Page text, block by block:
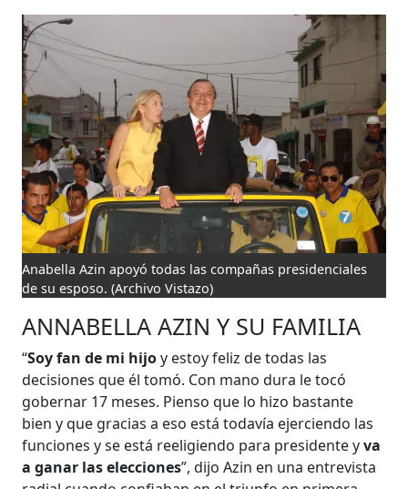
Anabella Azin apoyó todas las compañas presidenciales
de su esposo. (Archivo Vistazo)
ANNABELLA AZIN Y SU FAMILIA
“Soy fan de mi hijoy estoy feliz de todas las
decisiones que él tomó. Con mano dura le tocó
gobernar 17 meses. Pienso que lo hizo bastante
bien y que gracias a eso está todavía ejerciendo las
funciones y se está reeligiendo para presidente yva
a ganar las elecciones”, dijo Azin en una entrevista